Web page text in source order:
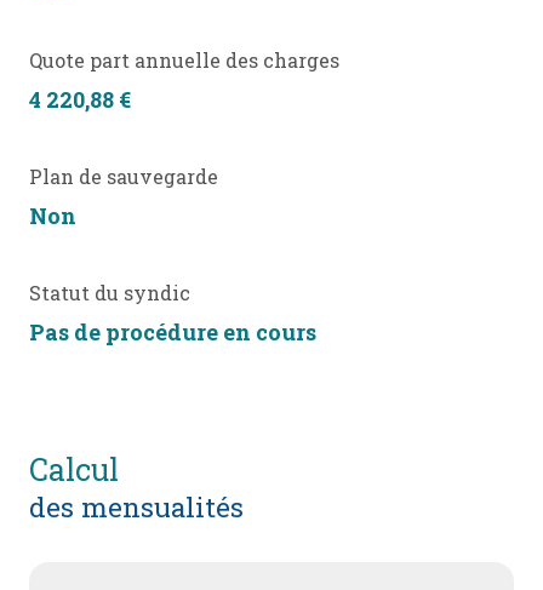
Quote part annuelle des charges
4 220,88 €
Plan de sauvegarde
Non
Statut du syndic
Pas de procédure en cours
calcul
des mensualités